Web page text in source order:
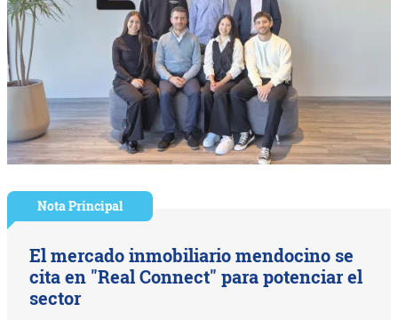
Nota Principal
El mercado inmobiliario mendocino se
cita en "Real Connect" para potenciar el
sector